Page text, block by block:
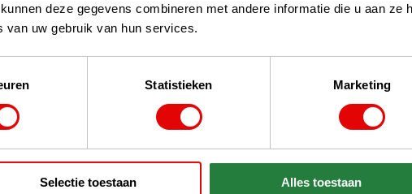
deze gegevens combineren met andere informatie die u aan ze
uw gebruik van hun services.
Statistieken Marketing
Selectie toestaan Alles toestaan
Doorlopend scherpe aanbiedingen!